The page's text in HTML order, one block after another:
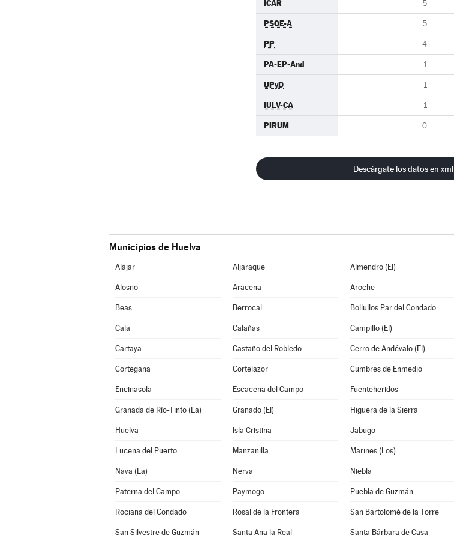
ICAR 5
PSOE-A 5
PP 4
PA-EP-And 1
UPyD 1
IULV-CA 1
PIRUM 0
Descárgate los datos en xml
Municipios de Huelva
Alájar Aljaraque Almendro (El)
Alosno Aracena Aroche
Beas Berrocal Bollullos Par del Condado
Cala Calañas Campillo (El)
Cartaya Castaño del Robledo Cerro de Andévalo (El)
Cortegana Cortelazor Cumbres de Enmedio
Encinasola Escacena del Campo Fuenteheridos
Granada de Río-Tinto (La) Granado (El) Higuera de la Sierra
Huelva Isla Cristina Jabugo
Lucena del Puerto Manzanilla Marines (Los)
Nava (La) Nerva Niebla
Paterna del Campo Paymogo Puebla de Guzmán
Rociana del Condado Rosal de la Frontera San Bartolomé de la Torre
San Silvestre de Guzmán Santa Ana la Real Santa Bárbara de Casa